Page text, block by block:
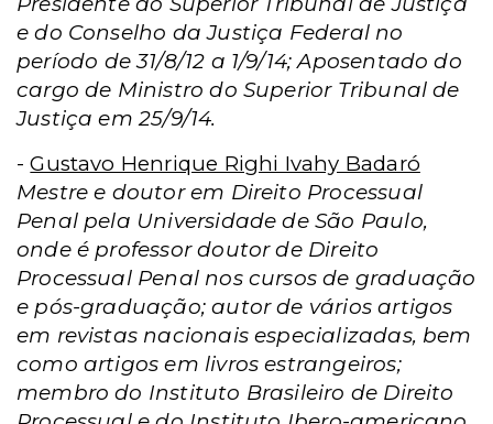
e do Conselho da Justiça Federal no
período de 31/8/12 a 1/9/14; Aposentado do
cargo de Ministro do Superior Tribunal de
Justiça em 25/9/14.
-Gustavo Henrique Righi Ivahy Badaró
Mestre e doutor em Direito Processual
Penal pela Universidade de São Paulo,
onde é professor doutor de Direito
Processual Penal nos cursos de graduação
e pós-graduação; autor de vários artigos
em revistas nacionais especializadas, bem
como artigos em livros estrangeiros;
membro do Instituto Brasileiro de Direito